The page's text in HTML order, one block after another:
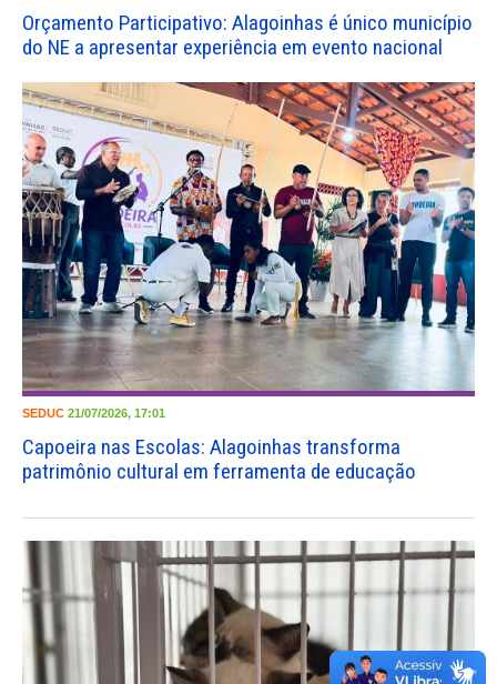
Orçamento Participativo: Alagoinhas é único município
do NE a apresentar experiência em evento nacional
SEDUC 21/07/2026, 17:01
Capoeira nas Escolas: Alagoinhas transforma
patrimônio cultural em ferramenta de educação